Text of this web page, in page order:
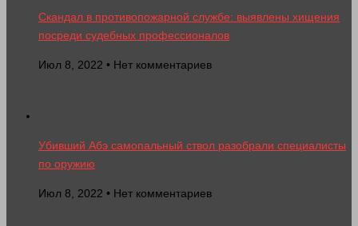
Скандал в противопожарной службе: выявлены хищения
посреди судебных профессионалов
Июл 8, 2022 • Нет комментариев
Убивший Абэ самопальный ствол разобрали специалисты
по оружию
Июл 8, 2022 • Нет комментариев